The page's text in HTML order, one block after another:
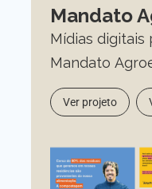
Mandato
Mídias digitais
Mandato
Ver projeto